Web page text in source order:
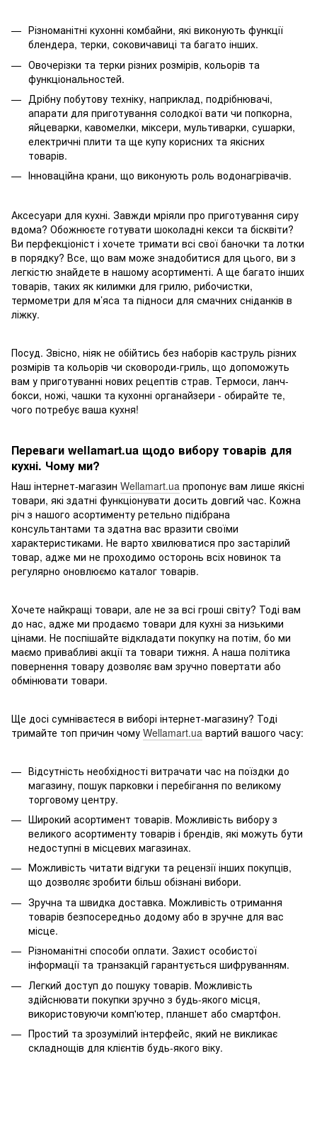
Різноманітні кухонні комбайни, які виконують функції
блендера, терки, соковичавиці та багато інших.
Овочерізки та терки різних розмірів, кольорів та
функціональностей.
Дрібну побутову техніку, наприклад, подрібнювачі,
апарати для приготування солодкої вати чи попкорна,
яйцеварки, кавомелки, міксери, мультиварки, сушарки,
електричні плити та ще купу корисних та якісних
товарів.
Інноваційна крани, що виконують роль водонагрівачів.
Аксесуари для кухні. Завжди мріяли про приготування сиру
вдома? Обожнюєте готувати шоколадні кекси та бісквіти?
Ви перфекціоніст і хочете тримати всі свої баночки та лотки
в порядку? Все, що вам може знадобитися для цього, ви з
легкістю знайдете в нашому асортименті. А ще багато інших
товарів, таких як килимки для грилю, рибочистки,
термометри для м’яса та підноси для смачних сніданків в
ліжку.
Посуд. Звісно, ніяк не обійтись без наборів каструль різних
розмірів та кольорів чи сковороди-гриль, що допоможуть
вам у приготуванні нових рецептів страв. Термоси, ланч-
бокси, ножі, чашки та кухонні органайзери - обирайте те,
чого потребує ваша кухня!
Переваги wellamart.ua щодо вибору товарів для
кухні. Чому ми?
Наш інтернет-магазин Wellamart.ua пропонує вам лише якісні
товари, які здатні функціонувати досить довгий час. Кожна
річ з нашого асортименту ретельно підібрана
консультантами та здатна вас вразити своїми
характеристиками. Не варто хвилюватися про застарілий
товар, адже ми не проходимо осторонь всіх новинок та
регулярно оновлюємо каталог товарів.
Хочете найкращі товари, але не за всі гроші світу? Тоді вам
до нас, адже ми продаємо товари для кухні за низькими
цінами. Не поспішайте відкладати покупку на потім, бо ми
маємо привабливі акції та товари тижня. А наша політика
повернення товару дозволяє вам зручно повертати або
обмінювати товари.
Ще досі сумніваєтеся в виборі інтернет-магазину? Тоді
тримайте топ причин чому Wellamart.ua вартий вашого часу:
Відсутність необхідності витрачати час на поїздки до
магазину, пошук парковки і перебігання по великому
торговому центру.
Широкий асортимент товарів. Можливість вибору з
великого асортименту товарів і брендів, які можуть бути
недоступні в місцевих магазинах.
Можливість читати відгуки та рецензії інших покупців,
що дозволяє зробити більш обізнані вибори.
Зручна та швидка доставка. Можливість отримання
товарів безпосередньо додому або в зручне для вас
місце.
Різноманітні способи оплати. Захист особистої
інформації та транзакцій гарантується шифруванням.
Легкий доступ до пошуку товарів. Можливість
здійснювати покупки зручно з будь-якого місця,
використовуючи комп'ютер, планшет або смартфон.
Простий та зрозумілий інтерфейс, який не викликає
складнощів для клієнтів будь-якого віку.